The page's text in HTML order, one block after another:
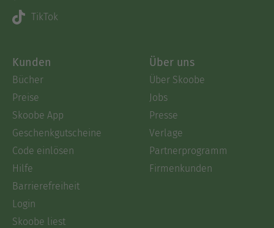
TikTok
Kunden
Bücher
Preise
Skoobe App
Geschenkgutscheine
Code einlösen
Hilfe
Barrierefreiheit
Login
Skoobe liest
Über uns
Über Skoobe
Jobs
Presse
Verlage
Partnerprogramm
Firmenkunden